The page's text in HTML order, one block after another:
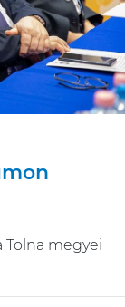
Tolna megyei